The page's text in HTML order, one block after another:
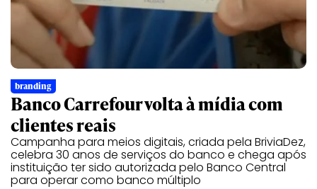
branding
Banco Carrefour volta à mídia com
clientes reais
Campanha para meios digitais, criada pela BriviaDez,
celebra 30 anos de serviços do banco e chega após
instituição ter sido autorizada pelo Banco Central
para operar como banco múltiplo